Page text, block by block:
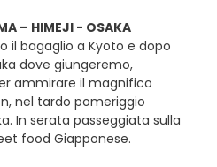
– HIMEJI - OSAKA
il bagaglio a Kyoto e dopo
dove giungeremo,
ammirare il magnifico
nel tardo pomeriggio
In serata passeggiata sulla
food Giapponese.